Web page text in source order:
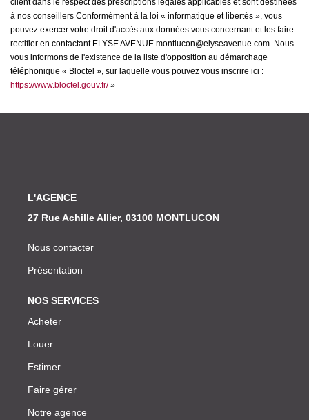
client dans le respect des prescriptions légales applicables et sont destinées
à nos conseillers Conformément à la loi « informatique et libertés », vous
pouvez exercer votre droit d'accès aux données vous concernant et les faire
rectifier en contactant ELYSE AVENUE montlucon@elyseavenue.com. Nous
vous informons de l'existence de la liste d'opposition au démarchage
téléphonique « Bloctel », sur laquelle vous pouvez vous inscrire ici :
https://www.bloctel.gouv.fr/»
L'AGENCE
27 Rue Achille Allier, 03100 MONTLUCON
Nous contacter
Présentation
NOS SERVICES
Acheter
Louer
Estimer
Faire gérer
Notre agence